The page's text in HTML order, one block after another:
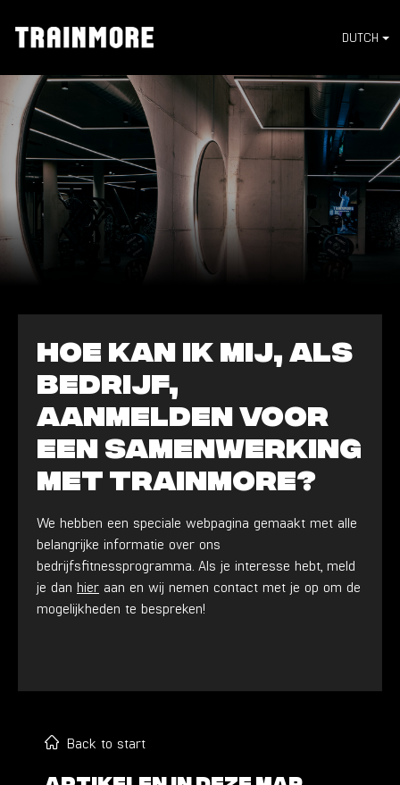
DUTCH
Back to start
Hoe kan ik mij, als
bedrijf,
aanmelden voor
een samenwerking
met TrainMore?
We hebben een speciale webpagina gemaakt met alle
belangrijke informatie over ons
bedrijfsfitnessprogramma. Als je interesse hebt, meld
je dan hier aan en wij nemen contact met je op om de
mogelijkheden te bespreken!